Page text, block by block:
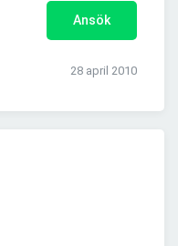
Ansök
28 april 2010